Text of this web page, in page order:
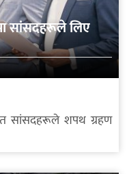
सांसदहरूले लिए
सांसदहरूले शपथ ग्रहण